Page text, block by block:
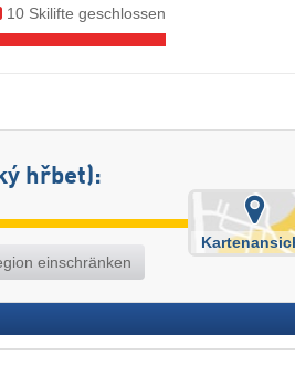
10 Skilifte geschlossen
hřbet):
einschränken